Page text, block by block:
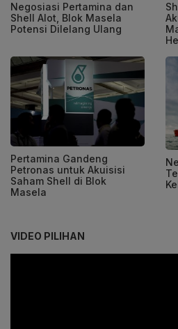
Negosiasi Pertamina dan
Shell Alot, Blok Masela
Potensi Dilelang Ulang
Pertamina Gandeng
Petronas untuk Akuisisi
Saham Shell di Blok
Masela
VIDEO PILIHAN